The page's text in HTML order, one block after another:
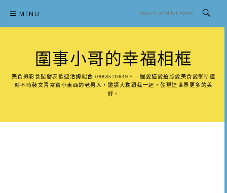
content
MENU
圍事小哥的幸福相框
美食攝影食記發表歡迎洽詢配合:0988570639。一個愛貓愛拍照愛美食愛咖啡還
時不時裝文青寫寫小東西的老男人，邀請大夥跟我一起，發現這世界更多的美
好。